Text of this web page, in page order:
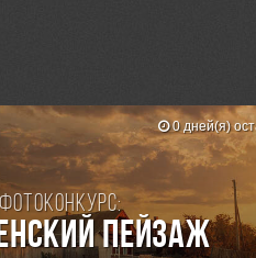
пейзаж
0 дней(я)